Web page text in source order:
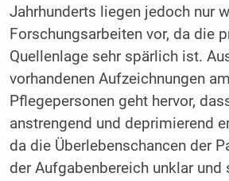
Jahrhunderts liegen jedoch nur
Forschungsarbeiten vor, da die
Quellenlage sehr spärlich ist.
vorhandenen Aufzeichnungen
Pflegepersonen geht hervor,
anstrengend und deprimierend
da die Überlebenschancen der
der Aufgabenbereich unklar und